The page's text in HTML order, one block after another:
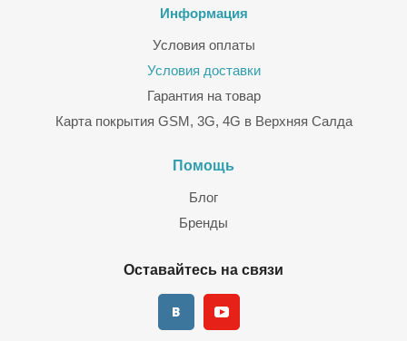
Информация
Условия оплаты
Условия доставки
Гарантия на товар
Карта покрытия GSM, 3G, 4G в Верхняя Салда
Помощь
Блог
Бренды
Оставайтесь на связи